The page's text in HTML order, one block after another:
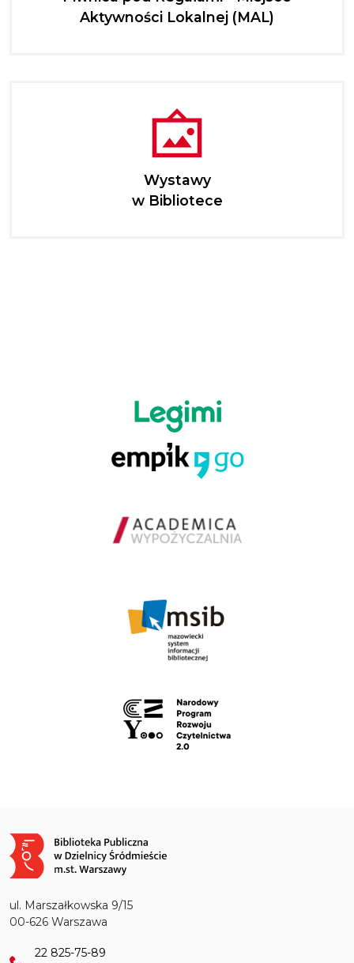
Aktywności Lokalnej (MAL)
Wystawy
w Bibliotece
Obraz
ul. Marszałkowska 9/15
00-626 Warszawa
22 825-75-89